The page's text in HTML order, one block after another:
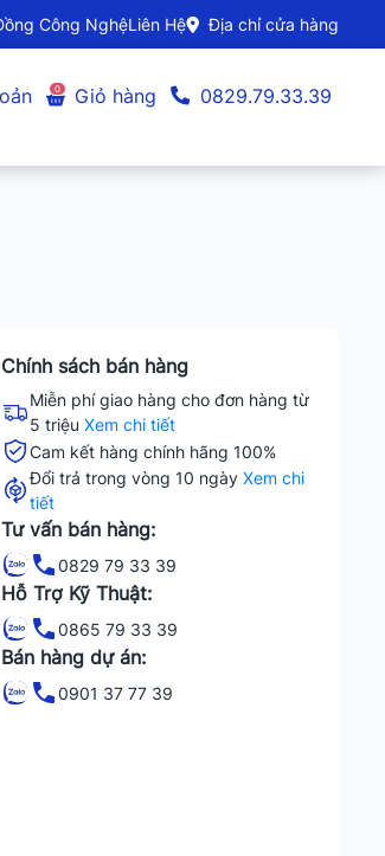
Công NghệLiên Hệ Địa chỉ cửa hàng
0 Giỏ hàng 0829.79.33.39
Chính sách bán hàng
Miễn phí giao hàng cho đơn hàng từ
5 triệuXem chi tiết
Cam kết hàng chính hãng 100%
Đổi trả trong vòng 10 ngàyXem chi
tiết
Tư vấn bán hàng:
0829 79 33 39
Hỗ Trợ Kỹ Thuật:
0865 79 33 39
Bán hàng dự án:
0901 37 77 39